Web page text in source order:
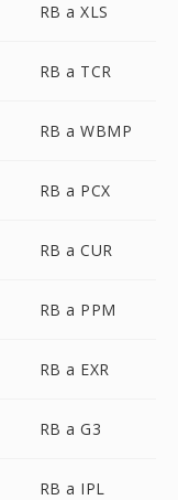
RB a XLS
RB a TCR
RB a WBMP
RB a PCX
RB a CUR
RB a PPM
RB a EXR
RB a G3
RB a IPL